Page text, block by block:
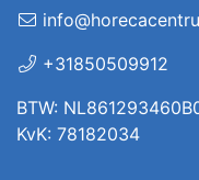
+31850509912
BTW:
KvK: 78182034